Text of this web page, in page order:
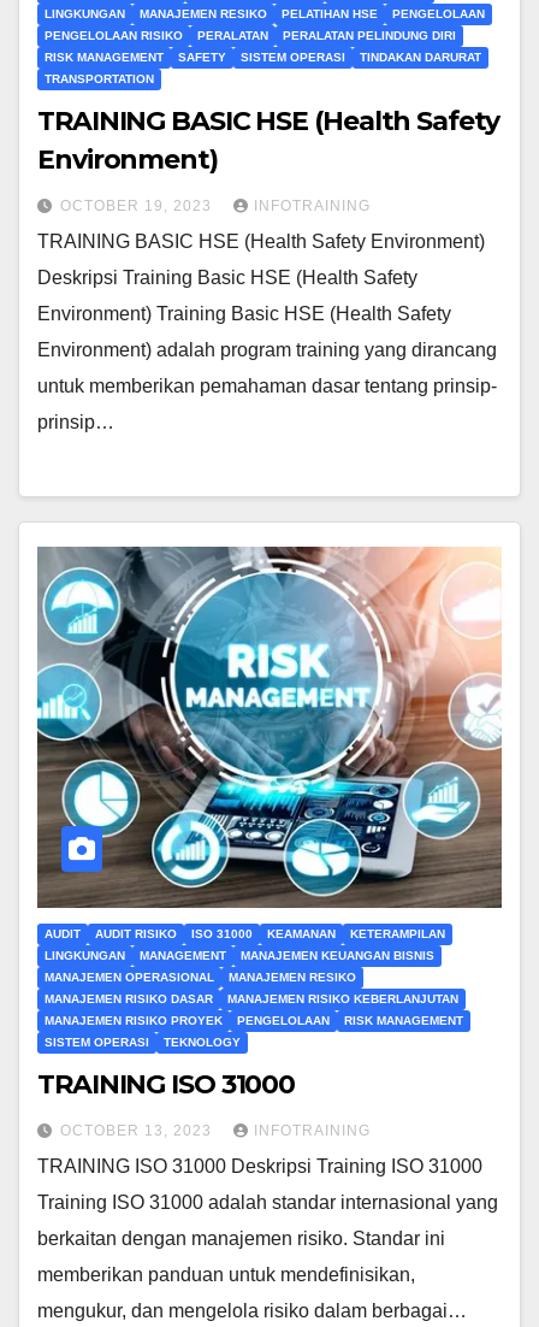
LINGKUNGAN
MANAJEMEN RESIKO PELATIHAN HSE
PENGELOLAAN
PENGELOLAAN RISIKO
PERALATAN
PERALATAN PELINDUNG DIRI
RISK MANAGEMENT
SAFETY SISTEM OPERASI
TINDAKAN DARURAT
TRANSPORTATION
TRAINING BASIC HSE (Health Safety
Environment)
OCTOBER 19, 2023 INFOTRAINING
TRAINING BASIC HSE (Health Safety Environment)
Deskripsi Training Basic HSE (Health Safety
Environment) Training Basic HSE (Health Safety
Environment) adalah program training yang dirancang
untuk memberikan pemahaman dasar tentang prinsip-
prinsip…
AUDIT AUDIT RISIKO ISO 31000 KEAMANAN
KETERAMPILAN
LINGKUNGAN
MANAGEMENT
MANAJEMEN KEUANGAN BISNIS
MANAJEMEN OPERASIONAL
MANAJEMEN RESIKO
MANAJEMEN RISIKO DASAR
MANAJEMEN RISIKO KEBERLANJUTAN
MANAJEMEN RISIKO PROYEK
PENGELOLAAN
RISK MANAGEMENT
SISTEM OPERASI
TEKNOLOGY
TRAINING ISO 31000
OCTOBER 13, 2023 INFOTRAINING
TRAINING ISO 31000 Deskripsi Training ISO 31000
Training ISO 31000 adalah standar internasional yang
berkaitan dengan manajemen risiko. Standar ini
memberikan panduan untuk mendefinisikan,
mengukur, dan mengelola risiko dalam berbagai…